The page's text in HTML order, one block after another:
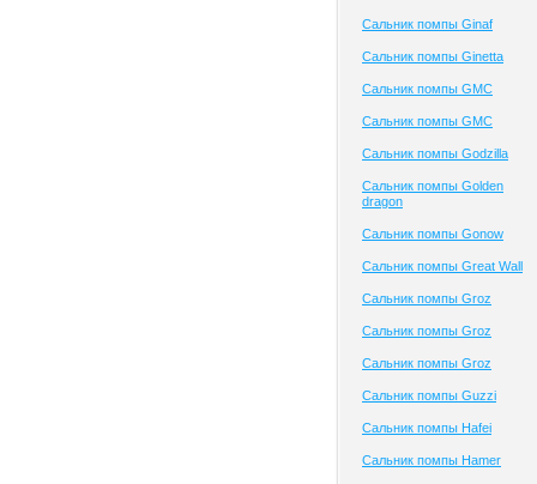
Сальник помпы Ginaf
Сальник помпы Ginetta
Сальник помпы GMC
Сальник помпы GMC
Сальник помпы Godzilla
Сальник помпы Golden
dragon
Сальник помпы Gonow
Сальник помпы Great Wall
Сальник помпы Groz
Сальник помпы Groz
Сальник помпы Groz
Сальник помпы Guzzi
Сальник помпы Hafei
Сальник помпы Hamer